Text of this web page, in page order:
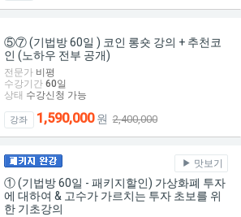
⑤⑦ (기법방 60일 ) 코인 롱숏 강의 + 추천코
인 (노하우 전부 공개)
전문가 비평
수강기간 60일
상태 수강신청 가능
강좌 1,590,000원2,400,000
맛보기
① (기법방 60일 - 패키지할인) 가상화폐 투자
에 대하여 & 고수가 가르치는 투자 초보를 위
한 기초강의